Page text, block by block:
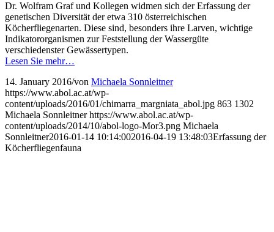
Dr. Wolfram Graf und Kollegen widmen sich der Erfassung der
genetischen Diversität der etwa 310 österreichischen
Köcherfliegenarten. Diese sind, besonders ihre Larven, wichtige
Indikatororganismen zur Feststellung der Wassergüte
verschiedenster Gewässertypen.
Lesen Sie mehr…
14. January 2016/von Michaela Sonnleitner
https://www.abol.ac.at/wp-
content/uploads/2016/01/chimarra_margniata_abol.jpg 863 1302
Michaela Sonnleitner https://www.abol.ac.at/wp-
content/uploads/2014/10/abol-logo-Mor3.png Michaela
Sonnleitner2016-01-14 10:14:002016-04-19 13:48:03Erfassung der
Köcherfliegenfauna